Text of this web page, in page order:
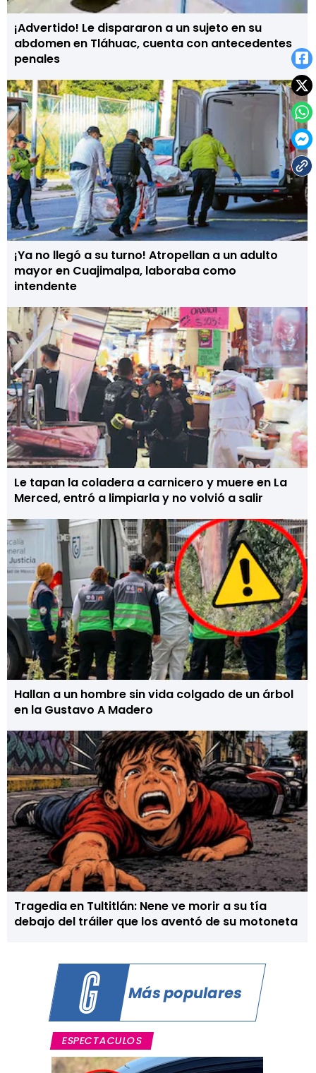
¡Advertido! Le dispararon a un sujeto en su
abdomen en Tláhuac, cuenta con antecedentes
penales
¡Ya no llegó a su turno! Atropellan a un adulto
mayor en Cuajimalpa, laboraba como
intendente
Le tapan la coladera a carnicero y muere en La
Merced, entró a limpiarla y no volvió a salir
Hallan a un hombre sin vida colgado de un árbol
en la Gustavo A Madero
Tragedia en Tultitlán: Nene ve morir a su tía
debajo del tráiler que los aventó de su motoneta
Más populares
ESPECTACULOS